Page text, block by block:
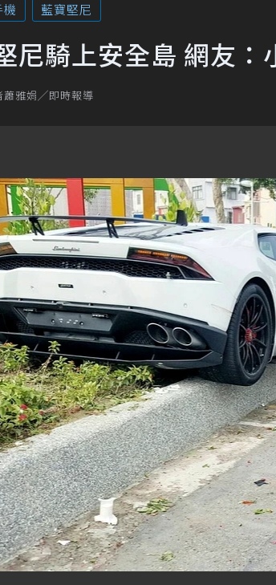
機 藍寶堅尼
尼騎上安全島 網友：
蕭雅娟╱即時報導